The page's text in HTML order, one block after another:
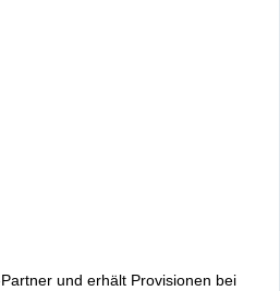
und erhält Provisionen bei